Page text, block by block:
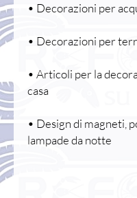
• Decorazioni per
• Decorazioni per
• Articoli per la
casa
• Design di magneti,
lampade da notte